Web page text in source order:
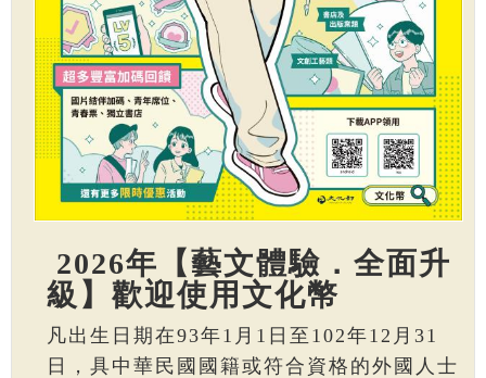
2026年【藝文體驗．全面升
級】歡迎使用文化幣
凡出生日期在93年1月1日至102年12月31
日，具中華民國國籍或符合資格的外國人士